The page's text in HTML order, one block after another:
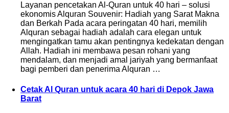
Layanan pencetakan Al-Quran untuk 40 hari – solusi
ekonomis Alquran Souvenir: Hadiah yang Sarat Makna
dan Berkah Pada acara peringatan 40 hari, memilih
Alquran sebagai hadiah adalah cara elegan untuk
mengingatkan tamu akan pentingnya kedekatan dengan
Allah. Hadiah ini membawa pesan rohani yang
mendalam, dan menjadi amal jariyah yang bermanfaat
bagi pemberi dan penerima Alquran …
Cetak Al Quran untuk acara 40 hari di Depok Jawa
Barat